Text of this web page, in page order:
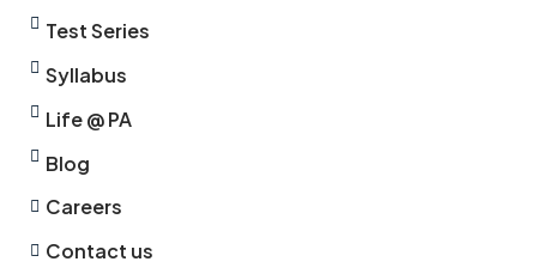
Test Series
Syllabus
Life @ PA
Blog
Careers
Contact us